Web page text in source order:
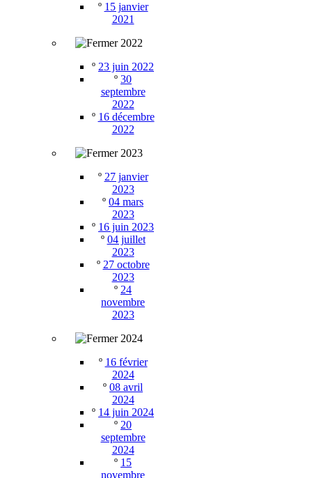
º 15 janvier
2021
2022
º 23 juin 2022
º 30
septembre
2022
º 16 décembre
2022
2023
º 27 janvier
2023
º 04 mars
2023
º 16 juin 2023
º 04 juillet
2023
º 27 octobre
2023
º 24
novembre
2023
2024
º 16 février
2024
º 08 avril
2024
º 14 juin 2024
º 20
septembre
2024
º 15
novembre